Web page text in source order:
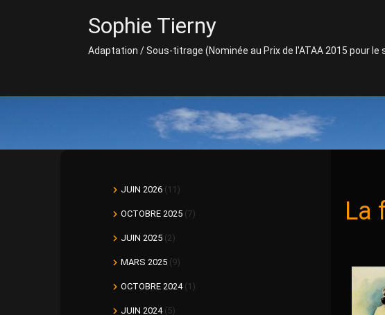
Sophie Tierny
Adaptation / Sous-titrage (Nominée au Prix de l'ATAA 2015 pour
La
JUIN 2026 (11)
OCTOBRE 2025 (7)
JUIN 2025 (2)
MARS 2025 (9)
OCTOBRE 2024(1)
JUIN 2024(5)